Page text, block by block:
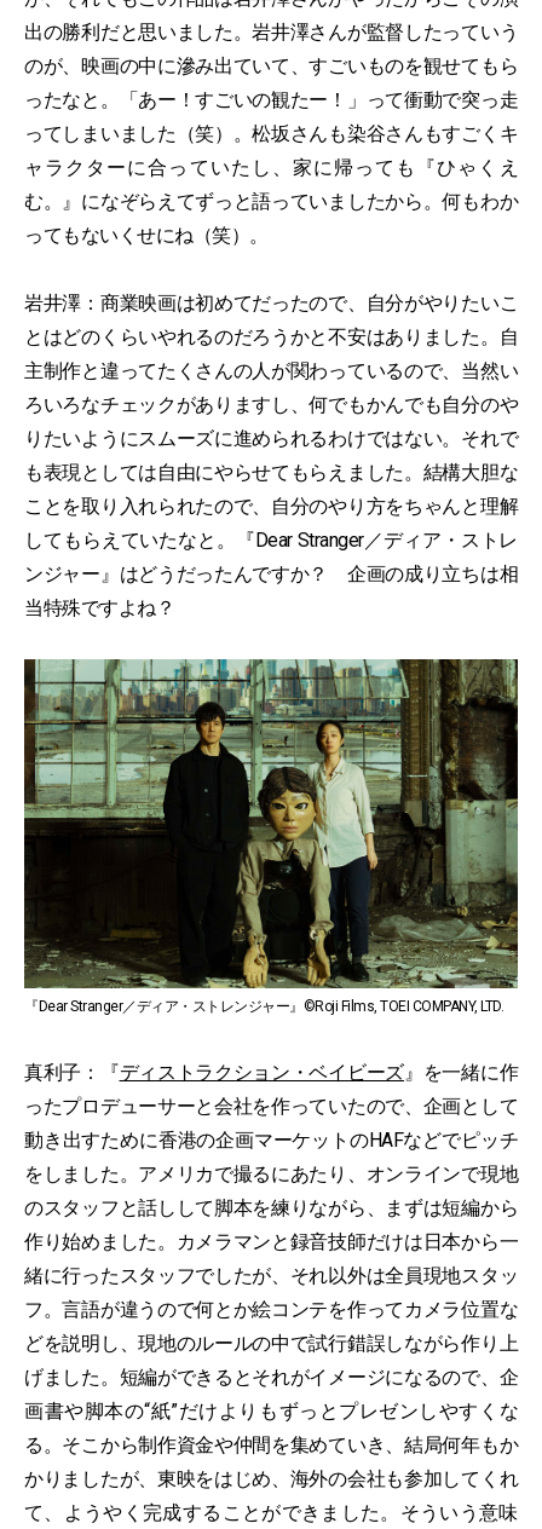
出の勝利だと思いました。岩井澤さんが監督したっていう
のが、映画の中に滲み出ていて、すごいものを観せてもら
ったなと。「あー！すごいの観たー！」って衝動で突っ走
ってしまいました（笑）。松坂さんも染谷さんもすごくキ
ャラクターに合っていたし、家に帰っても『ひゃくえ
む。』になぞらえてずっと語っていましたから。何もわか
ってもないくせにね（笑）。
岩井澤：商業映画は初めてだったので、自分がやりたいこ
とはどのくらいやれるのだろうかと不安はありました。自
主制作と違ってたくさんの人が関わっているので、当然い
ろいろなチェックがありますし、何でもかんでも自分のや
りたいようにスムーズに進められるわけではない。それで
も表現としては自由にやらせてもらえました。結構大胆な
ことを取り入れられたので、自分のやり方をちゃんと理解
してもらえていたなと。『Dear Stranger／ディア・ストレ
ンジャー』はどうだったんですか？ 企画の成り立ちは相
当特殊ですよね？
『Dear Stranger／ディア・ストレンジャー』©Roji Films, TOEI COMPANY, LTD.
真利子：『ディストラクション・ベイビーズ』を一緒に作
ったプロデューサーと会社を作っていたので、企画として
動き出すために香港の企画マーケットのHAFなどでピッチ
をしました。アメリカで撮るにあたり、オンラインで現地
のスタッフと話しして脚本を練りながら、まずは短編から
作り始めました。カメラマンと録音技師だけは日本から一
緒に行ったスタッフでしたが、それ以外は全員現地スタッ
フ。言語が違うので何とか絵コンテを作ってカメラ位置な
どを説明し、現地のルールの中で試行錯誤しながら作り上
げました。短編ができるとそれがイメージになるので、企
画書や脚本の“紙”だけよりもずっとプレゼンしやすくな
る。そこから制作資金や仲間を集めていき、結局何年もか
かりましたが、東映をはじめ、海外の会社も参加してくれ
て、ようやく完成することができました。そういう意味